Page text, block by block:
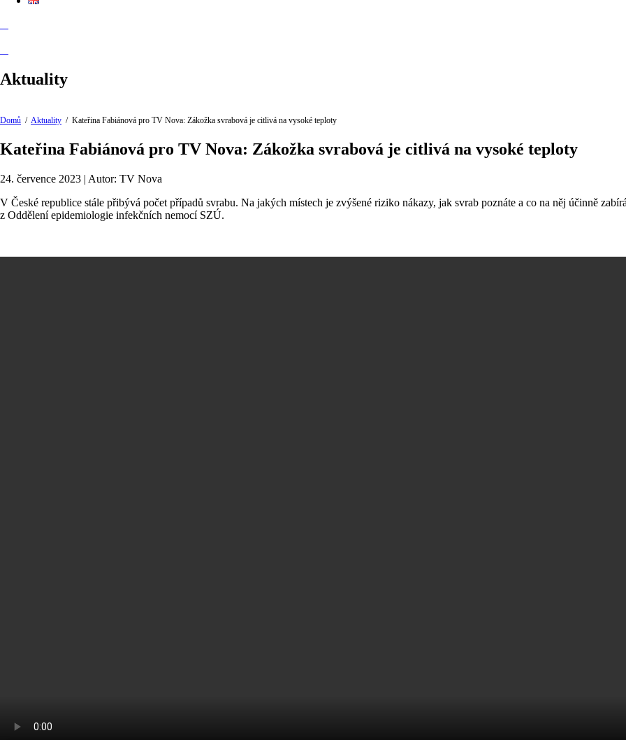
Aktuality
Domů / Aktuality / Kateřina Fabiánová pro TV Nova: Zákožka svrabová je citlivá na vysoké teploty
Kateřina Fabiánová pro TV Nova: Zákožka svrabová je citlivá na vysoké teploty
24. července 2023 | Autor: TV Nova
V České republice stále přibývá počet případů svrabu. Na jakých místech je zvýšené riziko nákazy, jak svrab poznáte a co na něj účinně
z Oddělení epidemiologie infekčních nemocí SZÚ.